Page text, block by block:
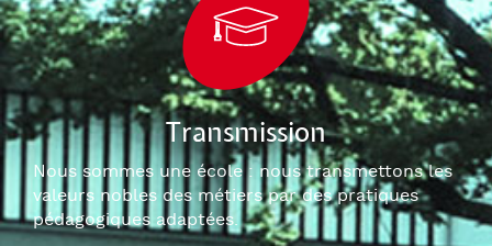
Transmission
Nous sommes une école : nous transmettons les
valeurs nobles des métiers par des pratiques
pédagogiques adaptées.